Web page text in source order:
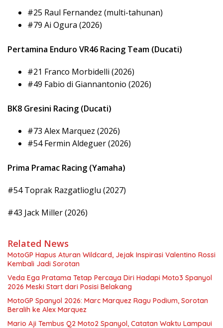
#25 Raul Fernandez (multi-tahunan)
#79 Ai Ogura (2026)
Pertamina Enduro VR46 Racing Team (Ducati)
#21 Franco Morbidelli (2026)
#49 Fabio di Giannantonio (2026)
BK8 Gresini Racing (Ducati)
#73 Alex Marquez (2026)
#54 Fermin Aldeguer (2026)
Prima Pramac Racing (Yamaha)
#54 Toprak Razgatlioglu (2027)
#43 Jack Miller (2026)
Related News
MotoGP Hapus Aturan Wildcard, Jejak Inspirasi Valentino Rossi
Kembali Jadi Sorotan
Veda Ega Pratama Tetap Percaya Diri Hadapi Moto3 Spanyol
2026 Meski Start dari Posisi Belakang
MotoGP Spanyol 2026: Marc Marquez Ragu Podium, Sorotan
Beralih ke Alex Marquez
Mario Aji Tembus Q2 Moto2 Spanyol, Catatan Waktu Lampaui